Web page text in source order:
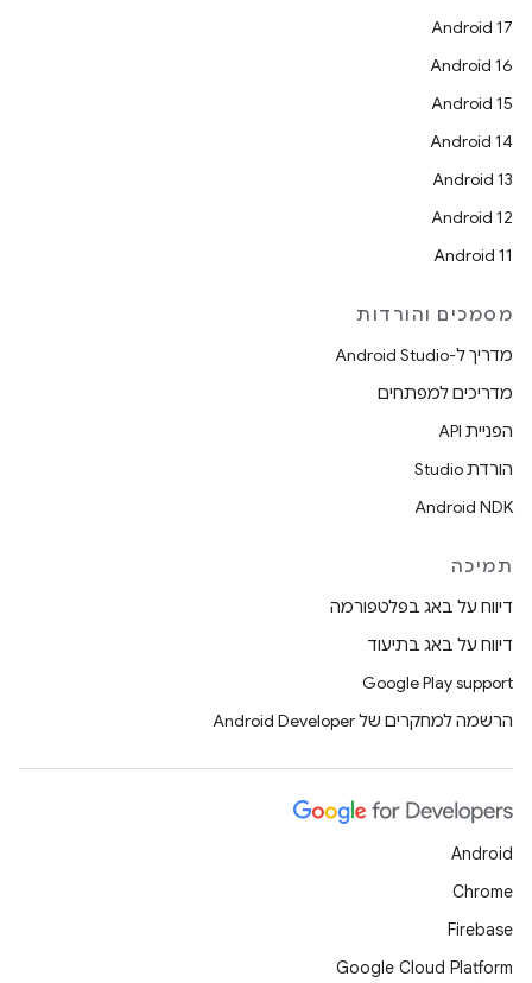
Android 17
Android 16
Android 15
Android 14
Android 13
Android 12
Android 11
מסמכים והורדות
מדריך ל-Android Studio
מדריכים למפתחים
הפניית API
הורדת Studio
Android NDK
תמיכה
דיווח על באג בפלטפורמה
דיווח על באג בתיעוד
Google Play support
הרשמה למחקרים של Android Developer
Android
Chrome
Firebase
Google Cloud Platform